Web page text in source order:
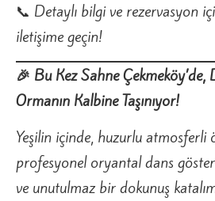
📞 Detaylı bilgi ve rezervasyon
iletişime geçin!
🎉 Bu Kez Sahne Çekmeköy’de,
Ormanın Kalbine Taşınıyor!
Yeşilin içinde, huzurlu atmosferli
profesyonel oryantal dans
ve unutulmaz bir dokunuş